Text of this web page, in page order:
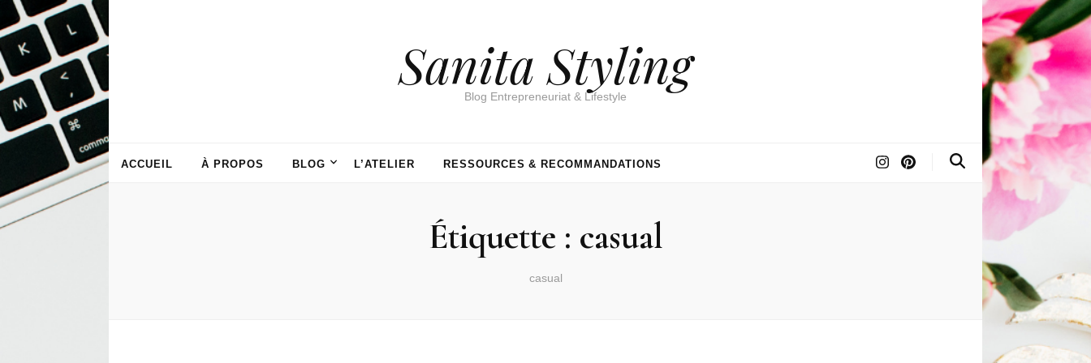
Sanita Styling
Blog Entrepreneuriat & Lifestyle
ACCUEIL À PROPOS BLOG L’ATELIER RESSOURCES & RECOMMANDATIONS
Étiquette : casual
casual